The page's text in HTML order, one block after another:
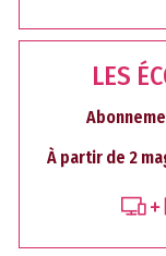
LES
À partir de 2